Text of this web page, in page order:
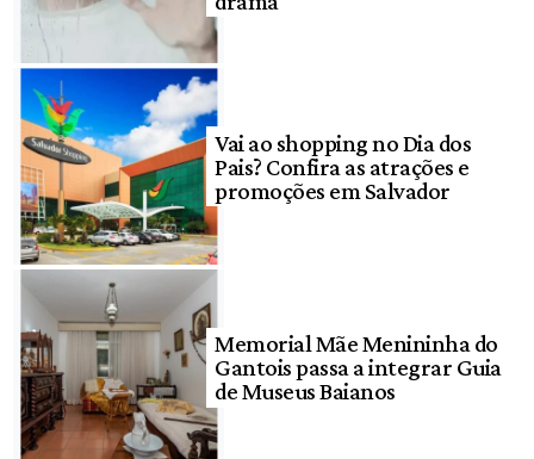
Vai ao shopping no Dia dos
Pais? Confira as atrações e
promoções em Salvador
Memorial Mãe Menininha do
Gantois passa a integrar Guia
de Museus Baianos